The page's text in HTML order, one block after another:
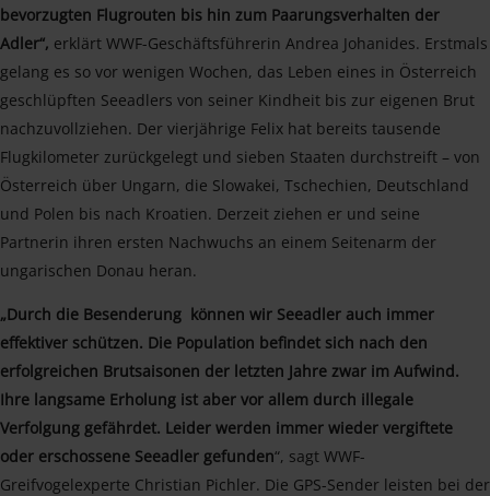
bevorzugten Flugrouten bis hin zum Paarungsverhalten der
Adler“, erklärt WWF-Geschäftsführerin Andrea Johanides. Erstmals
gelang es so vor wenigen Wochen, das Leben eines in Österreich
geschlüpften Seeadlers von seiner Kindheit bis zur eigenen Brut
nachzuvollziehen. Der vierjährige Felix hat bereits tausende
Flugkilometer zurückgelegt und sieben Staaten durchstreift – von
Österreich über Ungarn, die Slowakei, Tschechien, Deutschland
und Polen bis nach Kroatien. Derzeit ziehen er und seine
Partnerin ihren ersten Nachwuchs an einem Seitenarm der
ungarischen Donau heran.
„Durch die Besenderung können wir Seeadler auch immer
effektiver schützen. Die Population befindet sich nach den
erfolgreichen Brutsaisonen der letzten Jahre zwar im Aufwind.
Ihre langsame Erholung ist aber vor allem durch illegale
Verfolgung gefährdet. Leider werden immer wieder vergiftete
oder erschossene Seeadler gefunden“, sagt WWF-
Greifvogelexperte Christian Pichler. Die GPS-Sender leisten bei der